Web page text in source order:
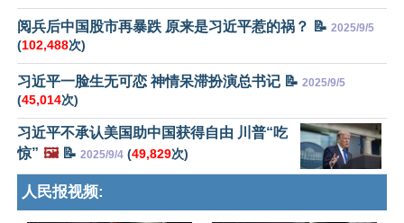
阅兵后中国股市再暴跌 原来是习近平惹的祸？ 📝 2025/9/5
(102,488次)
习近平一脸生无可恋 神情呆滞扮演总书记 📝 2025/9/5
(45,014次)
习近平不承认美国助中国获得自由 川普“吃
惊” 🖼️📝 2025/9/4 (49,829次)
人民报视频: